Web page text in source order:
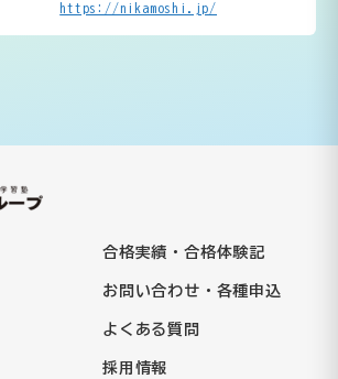
https://nikamoshi.jp/
合格実績・合格体験記
お問い合わせ・各種申込
よくある質問
採用情報